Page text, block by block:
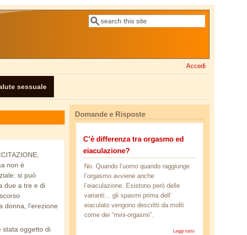
Form di ricerca
Cerca
Accedi
sessuale
non è
si può
due a tre e di
donna, l’erezione
stata oggetto di
Domande e Risposte
C'è differenza tra orgasmo ed
eiaculazione?
No. Quando l’uomo quando raggiunge
l’orgasmo avviene anche
l’eiaculazione. Esistono però delle
varianti... gli spasmi prima dell’
eiaculato vengono descritti da molti
come dei “mini-orgasmi”.
Leggi tutto